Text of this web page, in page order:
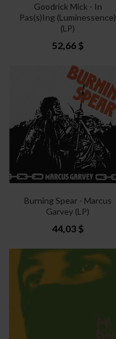
Goodrick Mick - In
Pas(s)Ing (Luminessence)
(LP)
52,66 $
Burning Spear - Marcus
Garvey (LP)
44,03 $